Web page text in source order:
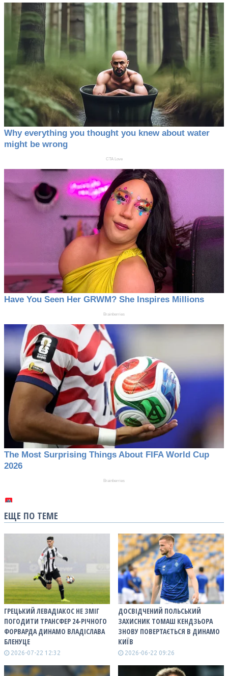
ЕЩЕ ПО ТЕМЕ
ГРЕЦЬКИЙ ЛЕВАДІАКОС НЕ ЗМІГ
ПОГОДИТИ ТРАНСФЕР 24-РІЧНОГО
ФОРВАРДА ДИНАМО ВЛАДІСЛАВА
БЛЕНУЦЕ
2026-07-22 12:32
ДОСВІДЧЕНИЙ ПОЛЬСЬКИЙ
ЗАХИСНИК ТОМАШ КЕНДЗЬОРА
ЗНОВУ ПОВЕРТАЄТЬСЯ В ДИНАМО
КИЇВ
2026-06-22 09:26